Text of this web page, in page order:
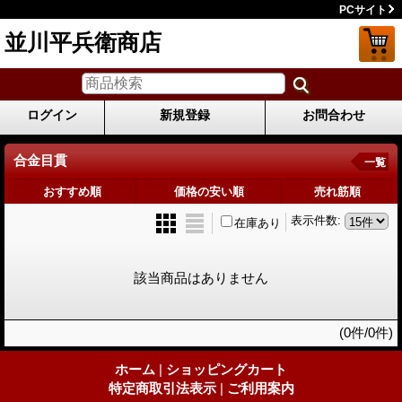
PCサイト
並川平兵衛商店
ログイン 新規登録 お問合わせ
合金目貫 一覧
おすすめ順 価格の安い順 売れ筋順
表示件数:
在庫あり
該当商品はありません
(0件/0件)
ホーム | ショッピングカート
特定商取引法表示 | ご利用案内